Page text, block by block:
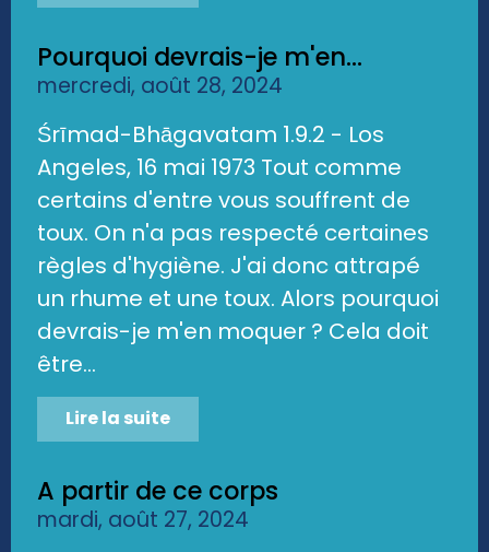
Pourquoi devrais-je m'en...
mercredi, août 28, 2024
Śrīmad-Bhāgavatam 1.9.2 - Los
Angeles, 16 mai 1973 Tout comme
certains d'entre vous souffrent de
toux. On n'a pas respecté certaines
règles d'hygiène. J'ai donc attrapé
un rhume et une toux. Alors pourquoi
devrais-je m'en moquer ? Cela doit
être...
Lire la suite
A partir de ce corps
mardi, août 27, 2024